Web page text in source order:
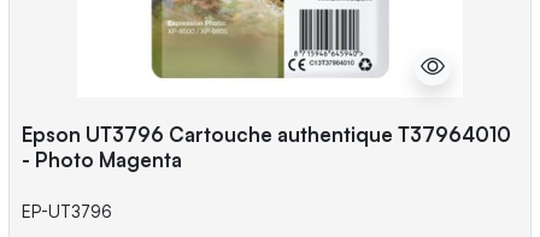
Epson UT3796 Cartouche authentique T37964010
- Photo Magenta
EP-UT3796